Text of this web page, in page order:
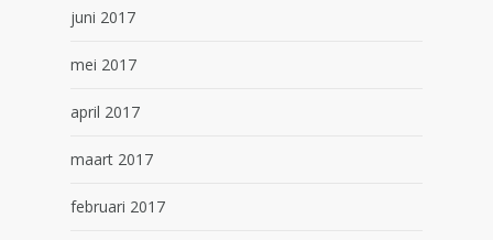
juni 2017
mei 2017
april 2017
maart 2017
februari 2017